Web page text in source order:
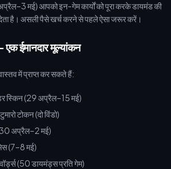
मई) आपको इन-गेम कार्यों को पूरा करके डायमंड की
है। असली पैसे खर्च करने से पहले ऐसा जरूर करें।
ईमानदार मूल्यांकन
में प्राप्त कर सकते हैं:
स्किन (29 अप्रैल–15 मई)
टोकन (दो विंडो)
अप्रैल–2 मई)
(7–8 मई)
(50 डायमंड्स प्रति गेम)